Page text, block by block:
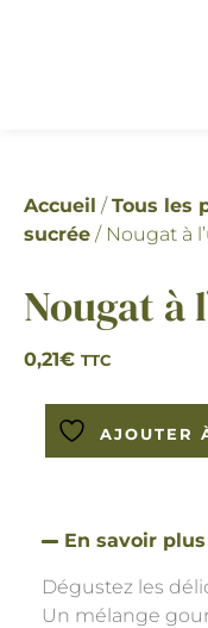
Accueil /Tous les
sucrée / Nougat à
Nougat à
0,21€ TTC
AJOUTER
En savoir plus
Dégustez les
Un mélange